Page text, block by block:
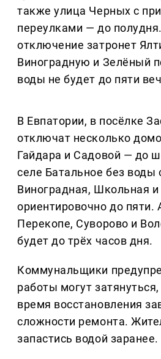
также улица Черных с
переулками — до
отключение затронет
Виноградную и Зелёный
воды не будет до пяти
В Евпатории, в посёлке
отключат несколько
Гайдара и Садовой — до
селе Батальное без воды
Виноградная, Школьная
ориентировочно до пяти.
Перекопе, Суворово и
будет до трёх часов дня.
Коммунальщики
работы могут
время восстановления
сложности ремонта.
запастись водой заранее.